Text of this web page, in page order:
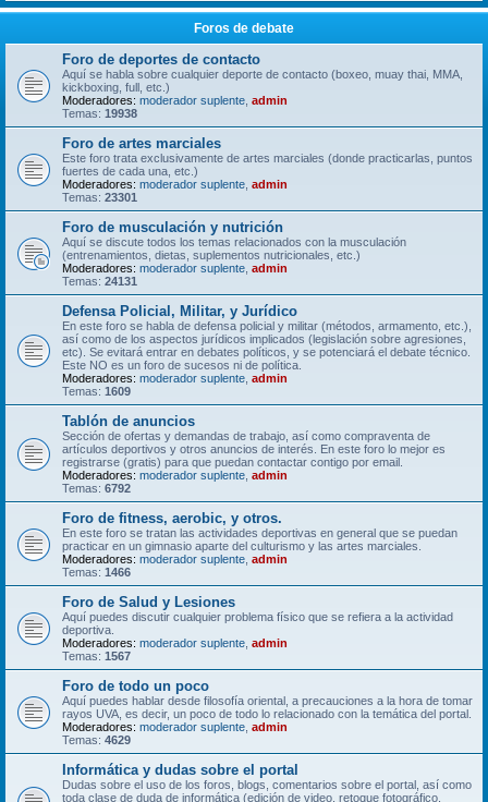
Foros de debate
Foro de deportes de contacto
Aquí se habla sobre cualquier deporte de contacto (boxeo, muay thai, MMA,
kickboxing, full, etc.)
Moderadores: moderador suplente admin
Temas: 19938
Foro de artes marciales
Este foro trata exclusivamente de artes marciales (donde practicarlas, puntos
fuertes de cada una, etc.)
Moderadores: moderador suplente admin
Temas: 23301
Foro de musculación y nutrición
Aquí se discute todos los temas relacionados con la musculación
(entrenamientos, dietas, suplementos nutricionales, etc.)
Moderadores: moderador suplente admin
Temas: 24131
Defensa Policial, Militar, y Jurídico
En este foro se habla de defensa policial y militar (métodos, armamento, etc.),
así como de los aspectos jurídicos implicados (legislación sobre agresiones,
etc). Se evitará entrar en debates políticos, y se potenciará el debate técnico.
Este NO es un foro de sucesos ni de política.
Moderadores: moderador suplente admin
Temas: 1609
Tablón de anuncios
Sección de ofertas y demandas de trabajo, así como compraventa de
artículos deportivos y otros anuncios de interés. En este foro lo mejor es
registrarse (gratis) para que puedan contactar contigo por email.
Moderadores: moderador suplente admin
Temas: 6792
Foro de fitness, aerobic, y otros.
En este foro se tratan las actividades deportivas en general que se puedan
practicar en un gimnasio aparte del culturismo y las artes marciales.
Moderadores: moderador suplente admin
Temas: 1466
Foro de Salud y Lesiones
Aquí puedes discutir cualquier problema físico que se refiera a la actividad
deportiva.
Moderadores: moderador suplente admin
Temas: 1567
Foro de todo un poco
Aquí puedes hablar desde filosofía oriental, a precauciones a la hora de tomar
rayos UVA, es decir, un poco de todo lo relacionado con la temática del portal.
Moderadores: moderador suplente admin
Temas: 4629
Informática y dudas sobre el portal
Dudas sobre el uso de los foros, blogs, comentarios sobre el portal, así como
toda clase de duda de informática (edición de video, retoque fotográfico,